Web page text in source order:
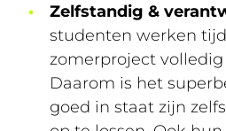
Zelfstandig &
studenten werken
zomerproject
Daarom is het
goed in staat zijn